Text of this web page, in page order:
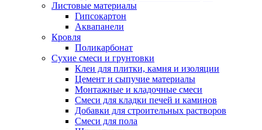
Листовые материалы
Гипсокартон
Аквапанели
Кровля
Поликарбонат
Сухие смеси и грунтовки
Клеи для плитки, камня и изоляции
Цемент и сыпучие материалы
Монтажные и кладочные смеси
Смеси для кладки печей и каминов
Добавки для строительных растворов
Смеси для пола